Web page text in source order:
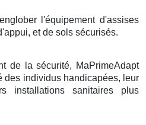
l'équipement d'assises
et de sols sécurisés.
de la sécurité, MaPrimeAdapt
des individus handicapées, leur
installations sanitaires plus